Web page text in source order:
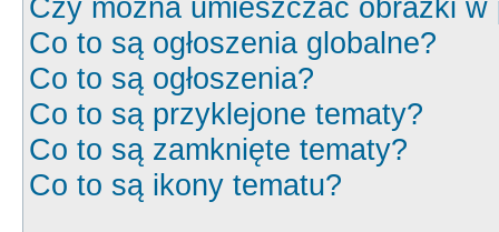
Czy można umieszczać obrazki w
Co to są ogłoszenia globalne?
Co to są ogłoszenia?
Co to są przyklejone tematy?
Co to są zamknięte tematy?
Co to są ikony tematu?